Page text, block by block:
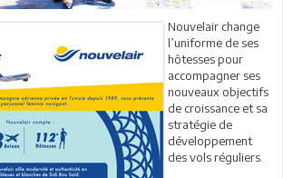
Nouvelair change
l’uniforme de ses
hôtesses pour
accompagner ses
nouveaux objectifs
de croissance et sa
stratégie de
développement
des vols réguliers.